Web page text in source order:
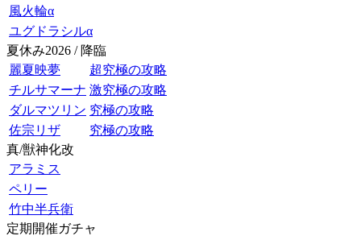
風火輪α
ユグドラシルα
夏休み2026 / 降臨
麗夏映夢
超究極の攻略
チルサマーナ 激究極の攻略
ダルマツリン 究極の攻略
佐宗リザ
究極の攻略
真/獣神化改
アラミス
ペリー
竹中半兵衛
定期開催ガチャ